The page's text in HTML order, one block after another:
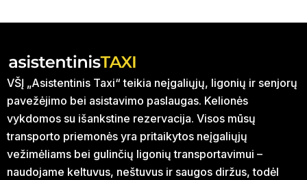
VŠĮ „Asistentinis Taxi“ teikia neįgaliųjų, ligonių ir senjorų
pavežėjimo bei asistavimo paslaugas. Kelionės
vykdomos su išankstine rezervacija. Visos mūsų
transporto priemonės yra pritaikytos neįgaliųjų
vežimėliams bei gulinčių ligonių transportavimui –
naudojame keltuvus, neštuvus ir saugos diržus, todėl